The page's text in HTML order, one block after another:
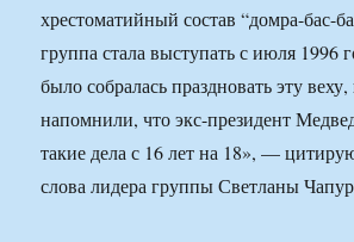
хрестоматийный состав “домра-бас-
группа стала выступать с июля 1996
было собралась праздновать эту
напомнили, что экс-президент
такие дела с 16 лет на 18», —
слова лидера группы Светланы